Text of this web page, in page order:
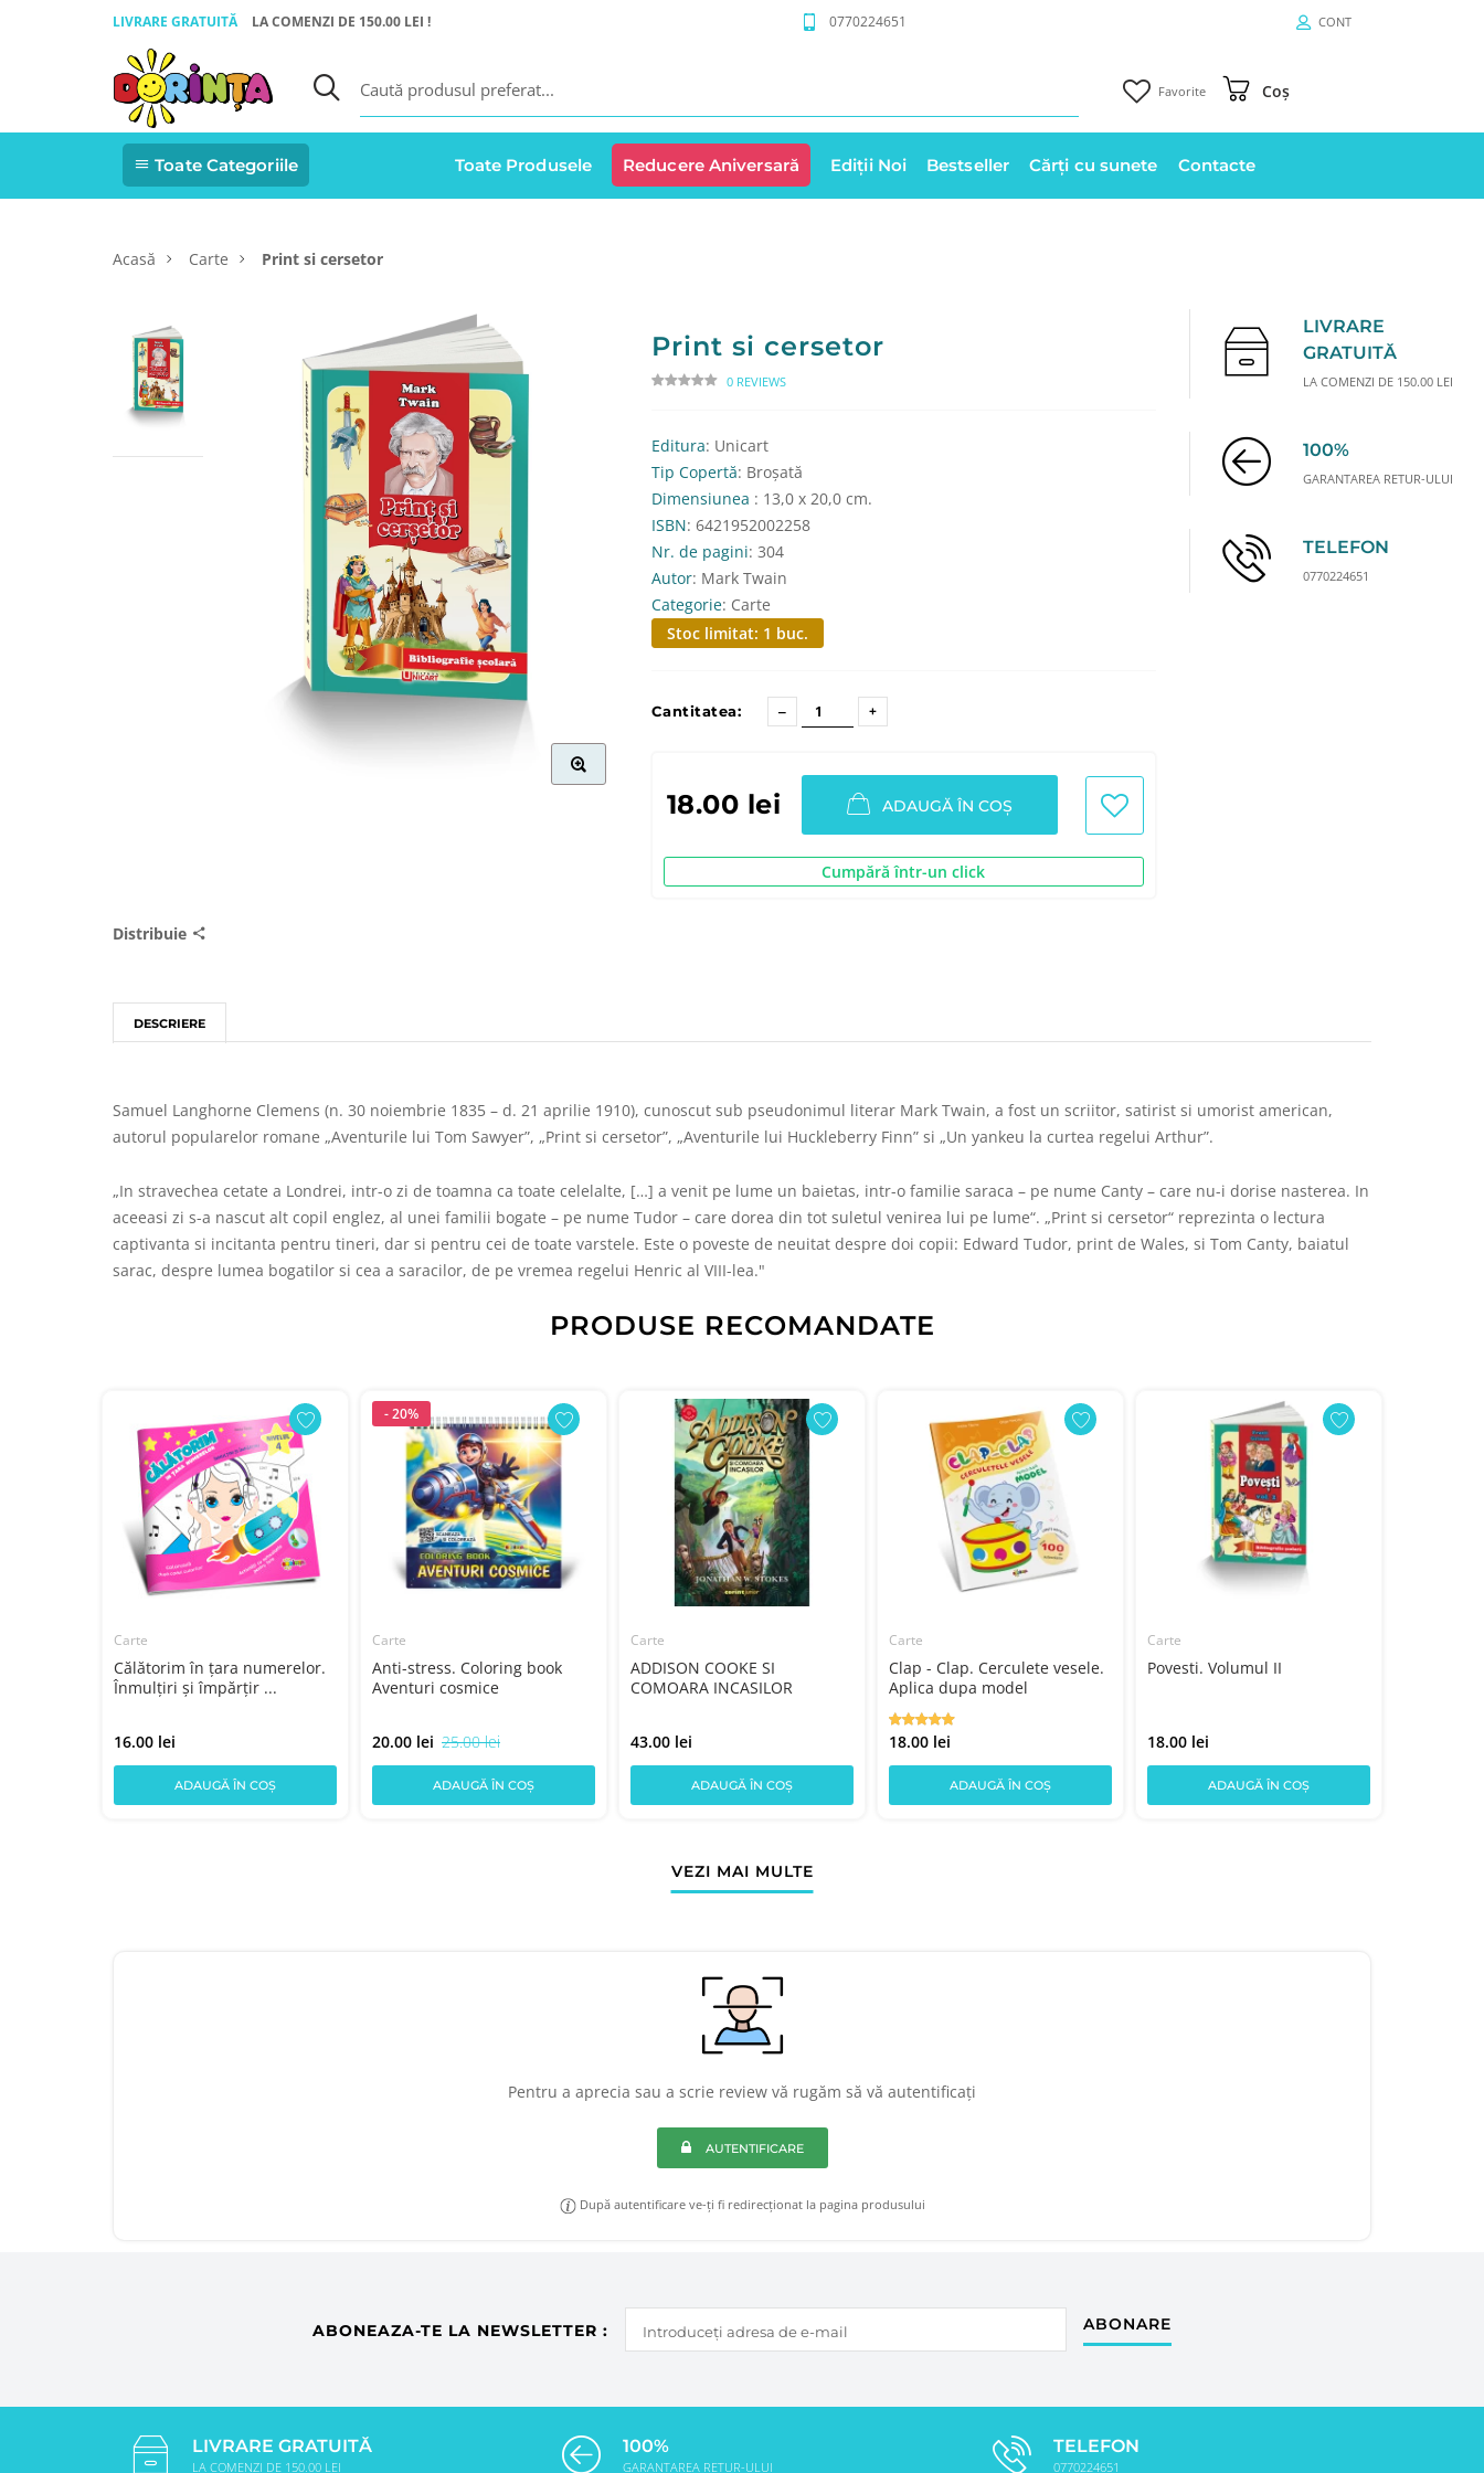
LIVRARE GRATUITĂ LA COMENZI DE 150.00 LEI ! 0770224651 CONT
Favorite Coș
Toate Categoriile Toate Produsele Reducere Aniversară Ediții Noi Bestseller Cărți cu sunete Contacte
Acasă Carte Print si cersetor
Print si cersetor
0 REVIEWS
Editura: Unicart
Tip Copertă: Broșată
Dimensiunea : 13,0 x 20,0 cm.
ISBN: 6421952002258
Nr. de pagini: 304
Autor: Mark Twain
Categorie: Carte
Stoc limitat: 1 buc.
Cantitatea:
18.00 lei ADAUGĂ ÎN COȘ
Cumpără într-un click
LIVRARE
GRATUITĂ
LA COMENZI DE 150.00 LEI
100%
GARANTAREA RETUR-ULUI
TELEFON
0770224651
Distribuie
DESCRIERE
Samuel Langhorne Clemens (n. 30 noiembrie 1835 – d. 21 aprilie 1910), cunoscut sub pseudonimul literar Mark Twain, a fost un scriitor, satirist si umorist american,
autorul popularelor romane „Aventurile lui Tom Sawyer”, „Print si cersetor”, „Aventurile lui Huckleberry Finn” si „Un yankeu la curtea regelui Arthur”.
„In stravechea cetate a Londrei, intr-o zi de toamna ca toate celelalte, […] a venit pe lume un baietas, intr-o familie saraca – pe nume Canty – care nu-i dorise nasterea. In
aceeasi zi s-a nascut alt copil englez, al unei familii bogate – pe nume Tudor – care dorea din tot suletul venirea lui pe lume“. „Print si cersetor“ reprezinta o lectura
captivanta si incitanta pentru tineri, dar si pentru cei de toate varstele. Este o poveste de neuitat despre doi copii: Edward Tudor, print de Wales, si Tom Canty, baiatul
sarac, despre lumea bogatilor si cea a saracilor, de pe vremea regelui Henric al VIII-lea."
PRODUSE RECOMANDATE
Carte
Călătorim în țara numerelor.
Înmulțiri și împărțir ...
16.00 lei
ADAUGĂ ÎN COȘ
- 20%
Carte
Anti-stress. Coloring book
Aventuri cosmice
20.00 lei 25.00 lei
ADAUGĂ ÎN COȘ
Carte
ADDISON COOKE SI
COMOARA INCASILOR
43.00 lei
ADAUGĂ ÎN COȘ
Carte
Clap - Clap. Cerculete vesele.
Aplica dupa model
18.00 lei
ADAUGĂ ÎN COȘ
Carte
Povesti. Volumul II
18.00 lei
ADAUGĂ ÎN COȘ
VEZI MAI MULTE
Pentru a aprecia sau a scrie review vă rugăm să vă autentificați
AUTENTIFICARE
După autentificare ve-ți fi redirecționat la pagina produsului
ABONEAZA-TE LA NEWSLETTER : ABONARE
LIVRARE GRATUITĂ
LA COMENZI DE 150.00 LEI
100%
GARANTAREA RETUR-ULUI
TELEFON
0770224651